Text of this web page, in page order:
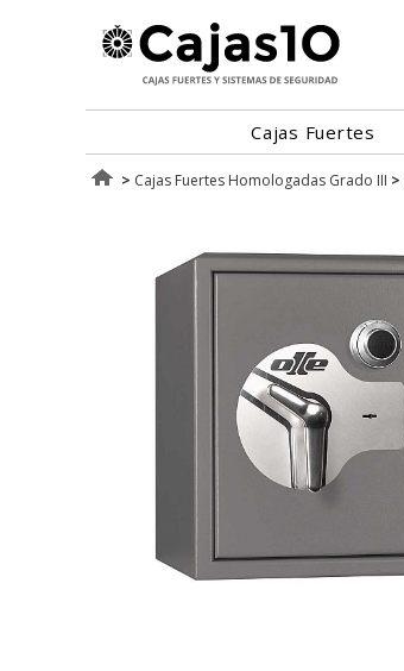
Cajas Fuertes
> Cajas Fuertes Homologadas Grado III >